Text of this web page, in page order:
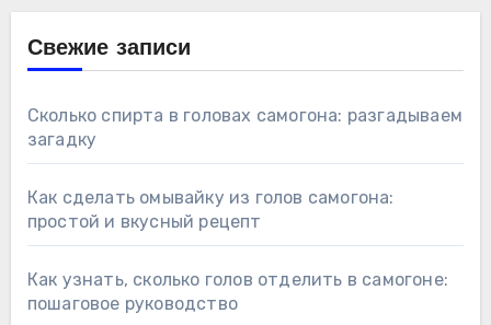
Свежие записи
Сколько спирта в головах самогона: разгадываем
загадку
Как сделать омывайку из голов самогона:
простой и вкусный рецепт
Как узнать, сколько голов отделить в самогоне:
пошаговое руководство